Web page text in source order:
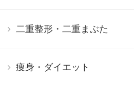
二重整形・二重まぶた
痩身・ダイエット